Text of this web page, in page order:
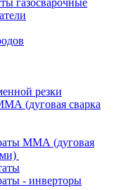
газосварочные
резки
(дуговая сварка
ММА (дуговая
- инверторы